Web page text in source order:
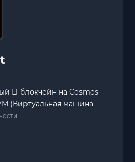
L1-блокчейн на Cosmos
(Виртуальная машина